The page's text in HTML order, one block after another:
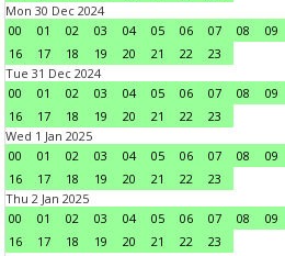
Mon 30 Dec 2024
00
01 02 03 04 05 06 07 08 09
16
17 18 19 20 21 22
23
Tue 31 Dec 2024
00
01 02 03 04 05 06 07 08 09
16
17 18 19 20 21 22
23
Wed 1 Jan 2025
00
01 02 03 04 05 06 07 08 09
16
17 18 19 20 21 22
23
Thu 2 Jan 2025
00
01 02 03 04 05 06 07 08 09
16
17 18 19 20 21 22
23